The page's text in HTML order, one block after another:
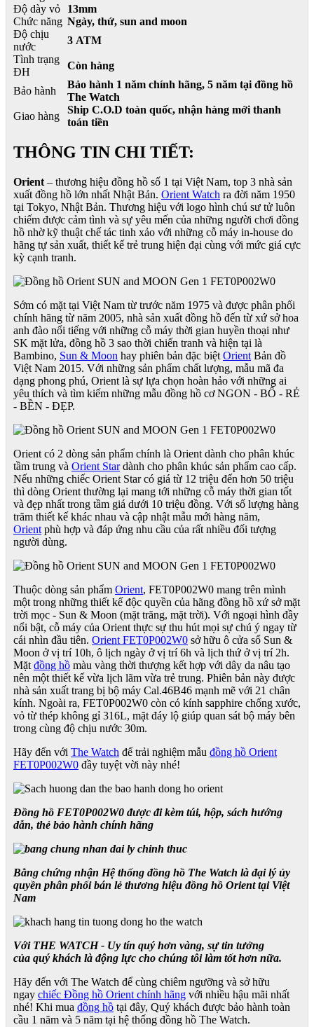
Độ dày vỏ
13mm
Chức năng Ngày, thứ, sun and moon
Độ chịu
nước
3 ATM
Tình trạng
ĐH
Còn hàng
Bảo hành
Bảo hành 1 năm chính hãng, 5 năm tại đồng hồ
The Watch
Giao hàng
Ship C.O.D toàn quốc, nhận hàng mới thanh
toán tiền
THÔNG TIN CHI TIẾT:
Orient – thương hiệu đồng hồ số 1 tại Việt Nam, top 3 nhà sản
xuất đồng hồ lớn nhất Nhật Bản. Orient Watch ra đời năm 1950
tại Tokyo, Nhật Bản. Thương hiệu với logo hình chú sư tử luôn
chiếm được cảm tình và sự yêu mến của những người chơi đồng
hồ nhờ kỹ thuật chế tác tinh xảo với những cỗ máy in-house do
hãng tự sản xuất, thiết kế trẻ trung hiện đại cùng với mức giá cực
kỳ cạnh tranh.
Sớm có mặt tại Việt Nam từ trước năm 1975 và được phân phối
chính hãng từ năm 2005, nhà sản xuất đồng hồ đến từ xứ sở hoa
anh đào nổi tiếng với những cỗ máy thời gian huyền thoại như
SK mặt lửa, đồng hồ 3 sao thời chiến tranh và hiện tại là
Bambino, Sun & Moon hay phiên bản đặc biệt Orient Bản đồ
Việt Nam 2015. Với những sản phẩm chất lượng, mẫu mã đa
dạng phong phú, Orient là sự lựa chọn hoàn hảo với những ai
yêu thích và tìm kiếm những mẫu đồng hồ cơ NGON - BỔ - RẺ
- BỀN - ĐẸP.
Orient có 2 dòng sản phẩm chính là Orient dành cho phân khúc
tầm trung và Orient Stardành cho phân khúc sản phẩm cao cấp.
Nếu những chiếc Orient Star có giá từ 12 triệu đến hơn 50 triệu
thì dòng Orient thường lại mang tới những cỗ máy thời gian tốt
và đẹp nhất trong tầm giá dưới 10 triệu đồng. Với số lượng hàng
trăm thiết kế khác nhau và cập nhật mẫu mới hàng năm,
Orient phù hợp và đáp ứng nhu cầu của rất nhiều đối tượng
người dùng.​
Thuộc dòng sản phẩm Orient, FET0P002W0 mang trên mình
một trong những thiết kế độc quyền của hãng đồng hồ xứ sở mặt
trời mọc - Sun & Moon (mặt trăng, mặt trời). Với ngoại hình đầy
nổi bật, cỗ máy của Orient thực sự thu hút mọi sự chú ý ngay từ
cái nhìn đầu tiên. Orient FET0P002W0 sở hữu ô cửa sổ Sun &
Moon ở vị trí 10h, ô lịch ngày ở vị trí 6h và lịch thứ ở vị trí 2h.
Mặt đồng hồ màu vàng thời thượng kết hợp với dây da nâu tạo
nên một thiết kế vừa lịch lãm vừa trẻ trung. Phiên bản này được
nhà sản xuất trang bị bộ máy Cal.46B46 mạnh mẽ với 21 chân
kính. Ngoài ra, FET0P002W0 còn có kính sapphire chống xước,
vỏ từ thép không gỉ 316L, mặt đáy lộ giúp quan sát bộ máy bên
trong cùng độ chịu nước 30m.
Hãy đến với The Watch để trải nghiệm mẫu đồng hồ Orient
FET0P002W0 đầy tuyệt vời này nhé!
Đồng hồ FET0P002W0 được đi kèm túi, hộp, sách hướng
dẫn, thẻ bảo hành chính hãng
Bằng chứng nhận Hệ thống đồng hồ The Watch là đại lý ủy
quyền phân phối bán lẻ thương hiệu đồng hồ Orient tại Việt
Nam
Với THE WATCH - Uy tín quý hơn vàng, sự tin tưởng
của quý khách là động lực cho chúng tôi làm tốt hơn nữa.
Hãy đến với The Watch để cùng chiêm ngưỡng và sở hữu
ngay chiếc Đồng hồ Orient chính hãng với nhiều hậu mãi nhất
nhé! Khi mua đồng hồ tại đây, Quý khách được bảo hành toàn
cầu 1 năm và 5 năm tại hệ thống đồng hồ The Watch.